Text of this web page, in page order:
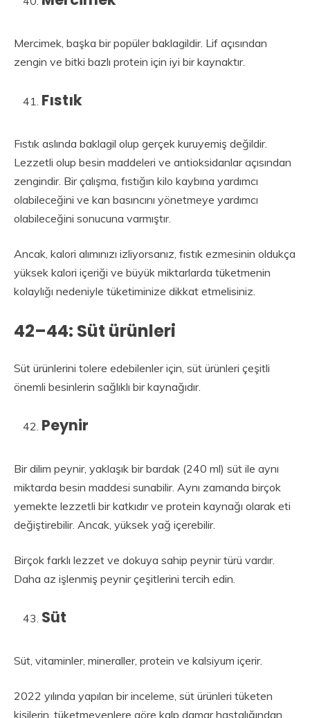
Mercimek, başka bir popüler baklagildir. Lif açısından
zengin ve bitki bazlı protein için iyi bir kaynaktır.
Fıstık
Fıstık aslında baklagil olup gerçek kuruyemiş değildir.
Lezzetli olup besin maddeleri ve antioksidanlar açısından
zengindir. Bir çalışma, fıstığın kilo kaybına yardımcı
olabileceğini ve kan basıncını yönetmeye yardımcı
olabileceğini sonucuna varmıştır.
Ancak, kalori alımınızı izliyorsanız, fıstık ezmesinin oldukça
yüksek kalori içeriği ve büyük miktarlarda tüketmenin
kolaylığı nedeniyle tüketiminize dikkat etmelisiniz.
42–44: Süt ürünleri
Süt ürünlerini tolere edebilenler için, süt ürünleri çeşitli
önemli besinlerin sağlıklı bir kaynağıdır.
Peynir
Bir dilim peynir, yaklaşık bir bardak (240 ml) süt ile aynı
miktarda besin maddesi sunabilir. Aynı zamanda birçok
yemekte lezzetli bir katkıdır ve protein kaynağı olarak eti
değiştirebilir. Ancak, yüksek yağ içerebilir.
Birçok farklı lezzet ve dokuya sahip peynir türü vardır.
Daha az işlenmiş peynir çeşitlerini tercih edin.
Süt
Süt, vitaminler, mineraller, protein ve kalsiyum içerir.
2022 yılında yapılan bir inceleme, süt ürünleri tüketen
kişilerin, tüketmeyenlere göre kalp damar hastalığından